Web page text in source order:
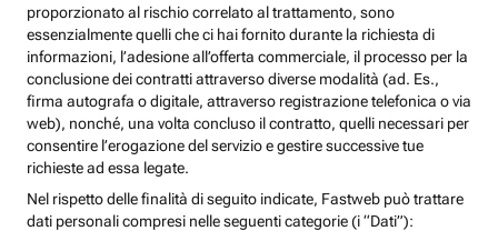
proporzionato al rischio correlato al trattamento, sono
essenzialmente quelli che ci hai fornito durante la richiesta di
informazioni, l’adesione all’offerta commerciale, il processo per la
conclusione dei contratti attraverso diverse modalità (ad. Es.,
firma autografa o digitale, attraverso registrazione telefonica o via
web), nonché, una volta concluso il contratto, quelli necessari per
consentire l’erogazione del servizio e gestire successive tue
richieste ad essa legate.
Nel rispetto delle finalità di seguito indicate, Fastweb può trattare
dati personali compresi nelle seguenti categorie (i “Dati”):